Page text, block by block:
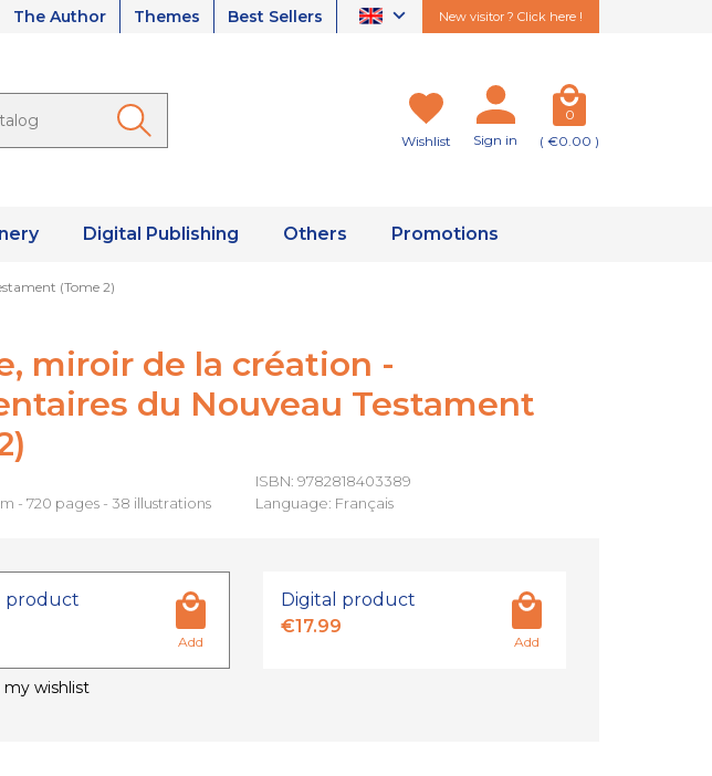
The Author Themes Best Sellers New visitor ? Click here !
Wishlist Sign in
0
( €0.00 )
Digital Publishing Others Promotions
(Tome 2)
miroir de la création -
du Nouveau Testament
- 720 pages - 38 illustrations
ISBN: 9782818403389
Language: Français
product
Add
Digital product
€17.99
Add
wishlist